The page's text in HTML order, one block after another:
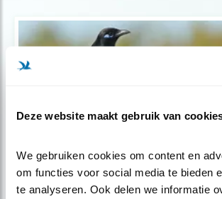
Deze website maakt gebruik van
We gebruiken cookies om content en
om functies voor social media te bieden
te analyseren. Ook delen we informatie
Nieuws